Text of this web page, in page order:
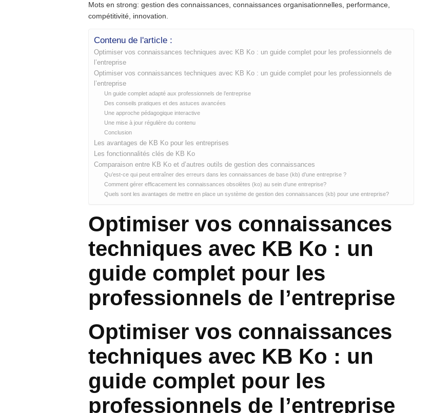
Mots en strong: gestion des connaissances, connaissances organisationnelles, performance,
compétitivité, innovation.
Contenu de l'article :
Optimiser vos connaissances techniques avec KB Ko : un guide complet pour les professionnels de
l’entreprise
Optimiser vos connaissances techniques avec KB Ko : un guide complet pour les professionnels de
l’entreprise
Un guide complet adapté aux professionnels de l’entreprise
Des conseils pratiques et des astuces avancées
Une approche pédagogique interactive
Une mise à jour régulière du contenu
Conclusion
Les avantages de KB Ko pour les entreprises
Les fonctionnalités clés de KB Ko
Comparaison entre KB Ko et d’autres outils de gestion des connaissances
Qu’est-ce qui peut entraîner des erreurs dans les connaissances de base (kb) d’une entreprise ?
Comment gérer efficacement les connaissances obsolètes (ko) au sein d’une entreprise?
Quels sont les avantages de mettre en place un système de gestion des connaissances (kb) pour une entreprise?
Optimiser vos connaissances
techniques avec KB Ko : un
guide complet pour les
professionnels de l’entreprise
Optimiser vos connaissances
techniques avec KB Ko : un
guide complet pour les
professionnels de l’entreprise